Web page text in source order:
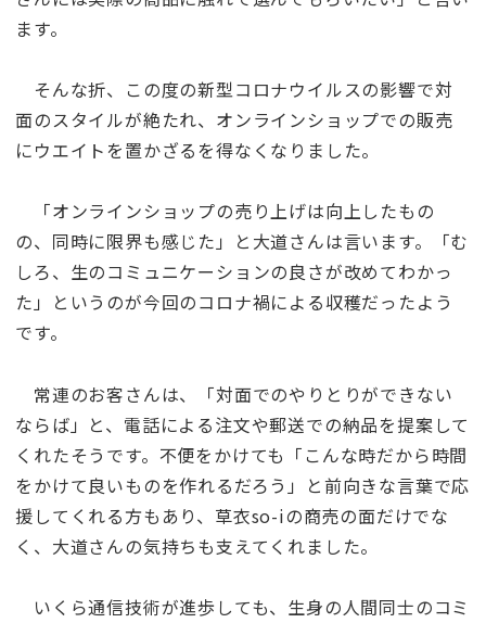
ます。
そんな折、この度の新型コロナウイルスの影響で対
面のスタイルが絶たれ、オンラインショップでの販売
にウエイトを置かざるを得なくなりました。
「オンラインショップの売り上げは向上したもの
の、同時に限界も感じた」と大道さんは言います。「む
しろ、生のコミュニケーションの良さが改めてわかっ
た」というのが今回のコロナ禍による収穫だったよう
です。
常連のお客さんは、「対面でのやりとりができない
ならば」と、電話による注文や郵送での納品を提案して
くれたそうです。不便をかけても「こんな時だから時間
をかけて良いものを作れるだろう」と前向きな言葉で応
援してくれる方もあり、草衣so-iの商売の面だけでな
く、大道さんの気持ちも支えてくれました。
いくら通信技術が進歩しても、生身の人間同士のコミ